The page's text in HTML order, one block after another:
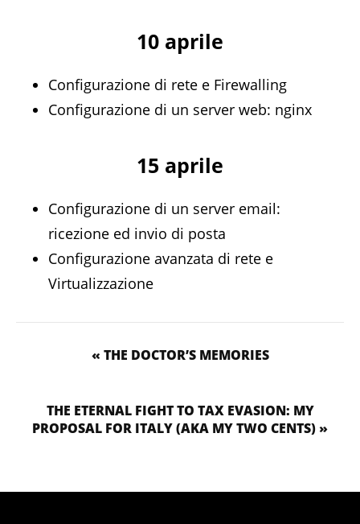
10 aprile
Configurazione di rete e Firewalling
Configurazione di un server web: nginx
15 aprile
Configurazione di un server email:
ricezione ed invio di posta
Configurazione avanzata di rete e
Virtualizzazione
« THE DOCTOR’S MEMORIES
THE ETERNAL FIGHT TO TAX EVASION: MY
PROPOSAL FOR ITALY (AKA MY TWO CENTS) »